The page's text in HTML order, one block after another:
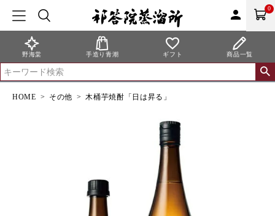
person 0
野海棠 手造り青潮 ギフト 商品一覧
HOME その他 木桶芋焼酎「日は昇る」